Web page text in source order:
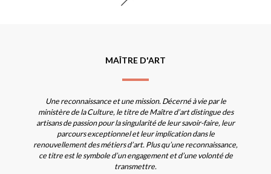
MAÎTRE D'ART
Une reconnaissance et une mission. Décerné à vie par le
ministère de la Culture, le titre de Maître d’art distingue des
artisans de passion pour la singularité de leur savoir-faire, leur
parcours exceptionnel et leur implication dans le
renouvellement des métiers d’art. Plus qu’une reconnaissance,
ce titre est le symbole d’un engagement et d’une volonté de
transmettre.